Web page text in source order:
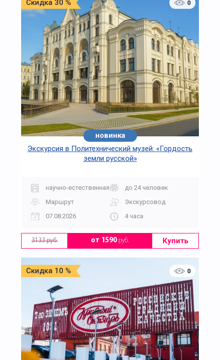
Скидка 30 % 0
новинка
Экскурсия в Политехнический музей: «Гордость
земли русской»
научно-естественная
до 24 человек
Маршрут
Экскурсовод
07.08.2026
4 часа
3133 руб. от 1590руб. Купить
Скидка 10 % 0